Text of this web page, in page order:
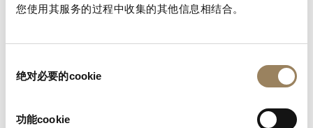
您使用其服务的过程中收集的其他信息相结合。
绝对必要的cookie
功能cookie